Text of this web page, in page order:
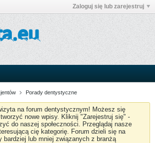
Zaloguj się lub zarejestruj
Porady dentystyczne
na forum dentystycznym! Możesz się
nowe wpisy. Kliknij "Zarejestruj się" -
do naszej społeczności. Przeglądaj nasze
cię kategorię. Forum dzieli się na
bardziej lub mniej związanych z branżą